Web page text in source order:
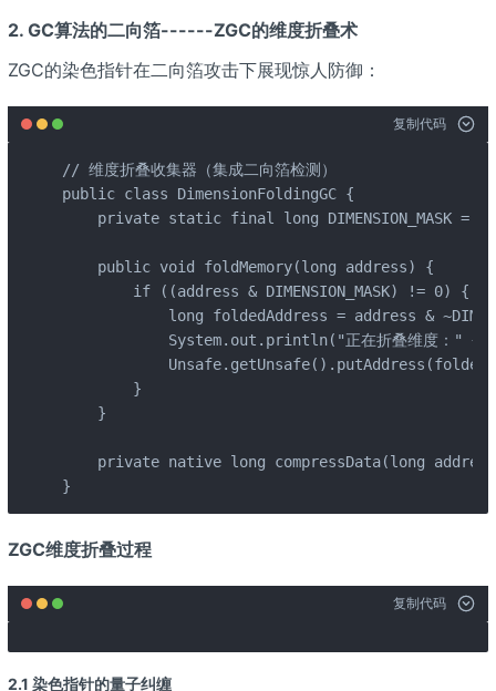
2. GC算法的二向箔------ZGC的维度折叠术
ZGC的染色指针在二向箔攻击下展现惊人防御：
复制代码
// 维度折叠收集器（集成二向箔检测）
public class DimensionFoldingGC {
private static final long DIMENSION_MASK =
    public void foldMemory(long address) {
        if ((address & DIMENSION_MASK) != 0) {
long foldedAddress = address &
System.out.println("正在折叠维度：" +
        }
    }
private native long compressData(long
}
ZGC维度折叠过程
复制代码
2.1 染色指针的量子纠缠